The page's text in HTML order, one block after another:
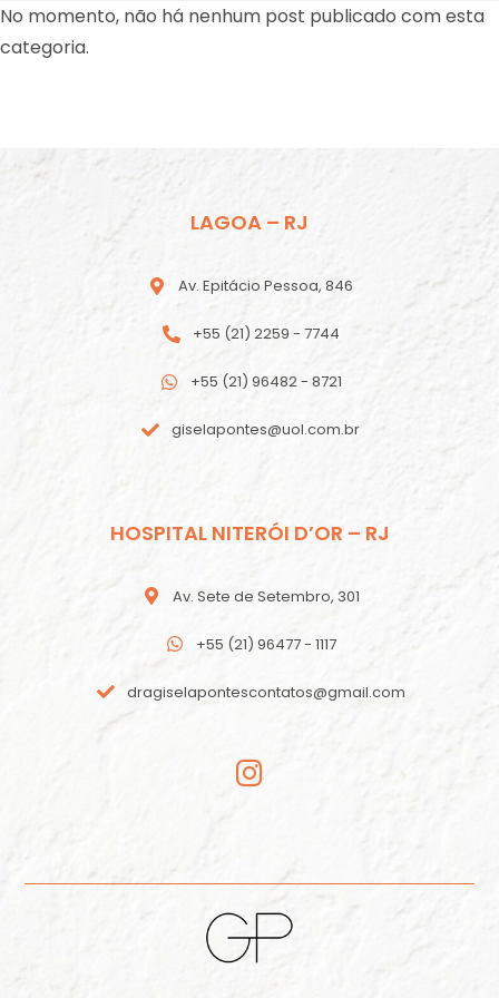
No momento, não há nenhum post publicado com esta
categoria.
LAGOA – RJ
Av. Epitácio Pessoa, 846
+55 (21) 2259 - 7744
+55 (21) 96482 - 8721
giselapontes@uol.com.br
HOSPITAL NITERÓI D’OR – RJ
Av. Sete de Setembro, 301
+55 (21) 96477 - 1117
dragiselapontescontatos@gmail.com